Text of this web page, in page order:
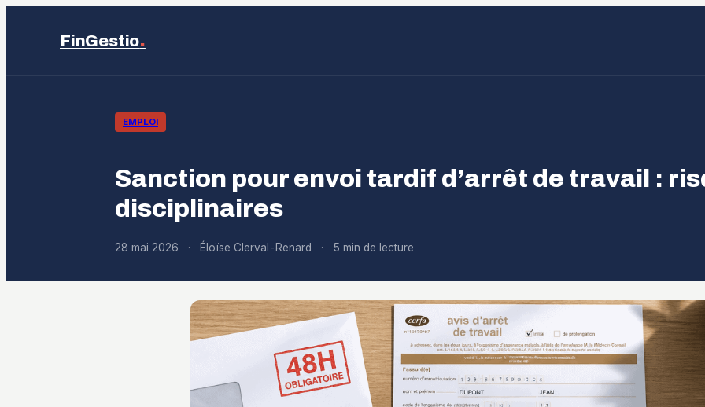
FinGestio.
EMPLOI
Sanction pour envoi tardif d’arrêt de travail :
disciplinaires
28 mai 2026 · Éloïse Clerval-Renard · 5 min de lecture